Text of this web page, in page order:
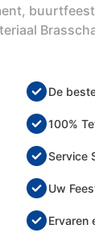
De
100%
Service
Uw
Ervaren